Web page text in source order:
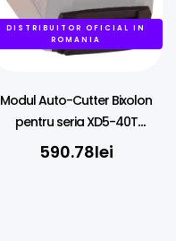
DISTRIBUITOR OFICIAL IN
ROMANIA
Modul Auto-Cutter Bixolon
pentru seria XD5-40T
(bixxd540Tcut)
590.78lei